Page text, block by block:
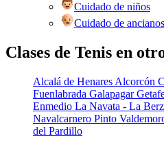
Cuidado de niños
Cuidado de ancianos
Clases de Tenis en
Alcalá de Henares Alcorcón
Fuenlabrada Galapagar
Enmedio La Navata - La
Navalcarnero Pinto
del Pardillo